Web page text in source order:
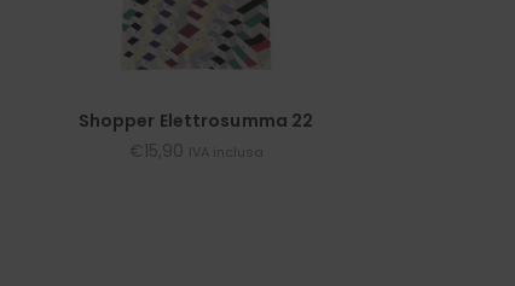
Shopper Elettrosumma 22
€15,90 IVA inclusa